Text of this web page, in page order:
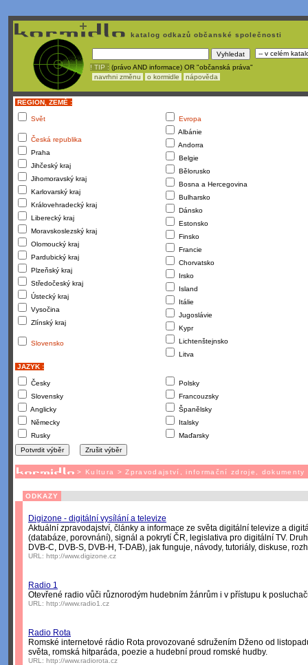
katalog odkazů občanské společnosti
! TIP : (právo AND informace) OR "občanská práva"
navrhni změnu
o kormidle nápověda
REGION, ZEMĚ :
Svět
Česká republika
Praha
Jihčeský kraj
Jihomoravský kraj
Karlovarský kraj
Královehradecký kraj
Liberecký kraj
Moravskoslezský kraj
Olomoucký kraj
Pardubický kraj
Plzeňský kraj
Středočeský kraj
Ústecký kraj
Vysočina
Zlínský kraj
Slovensko
Evropa
Albánie
Andorra
Belgie
Bělorusko
Bosna a Hercegovina
Bulharsko
Dánsko
Estonsko
Finsko
Francie
Chorvatsko
Irsko
Island
Itálie
Jugoslávie
Kypr
Lichtenštejnsko
Litva
JAZYK :
Česky
Slovensky
Anglicky
Německy
Rusky
Polsky
Francouzsky
Španělsky
Italsky
Maďarsky
> Kultura >Zpravodajství, informační zdroje, dokumenty
ODKAZY
Digizone - digitální vysílání a televize
Aktuální zpravodajství, články a informace ze světa digitální televize a
(databáze, porovnání), signál a pokrytí ČR, legislativa pro digitální TV.
DVB-C, DVB-S, DVB-H, T-DAB), jak funguje, návody, tutoriály, diskuse,
URL: http://www.digizone.cz
Radio 1
Otevřené radio vůči různorodým hudebním žánrům i v přístupu k
URL: http://www.radio1.cz
Radio Rota
Romské internetové rádio Rota provozované sdružením Dženo od
světa, romská hitparáda, poezie a hudební proud romské hudby.
URL: http://www.radiorota.cz